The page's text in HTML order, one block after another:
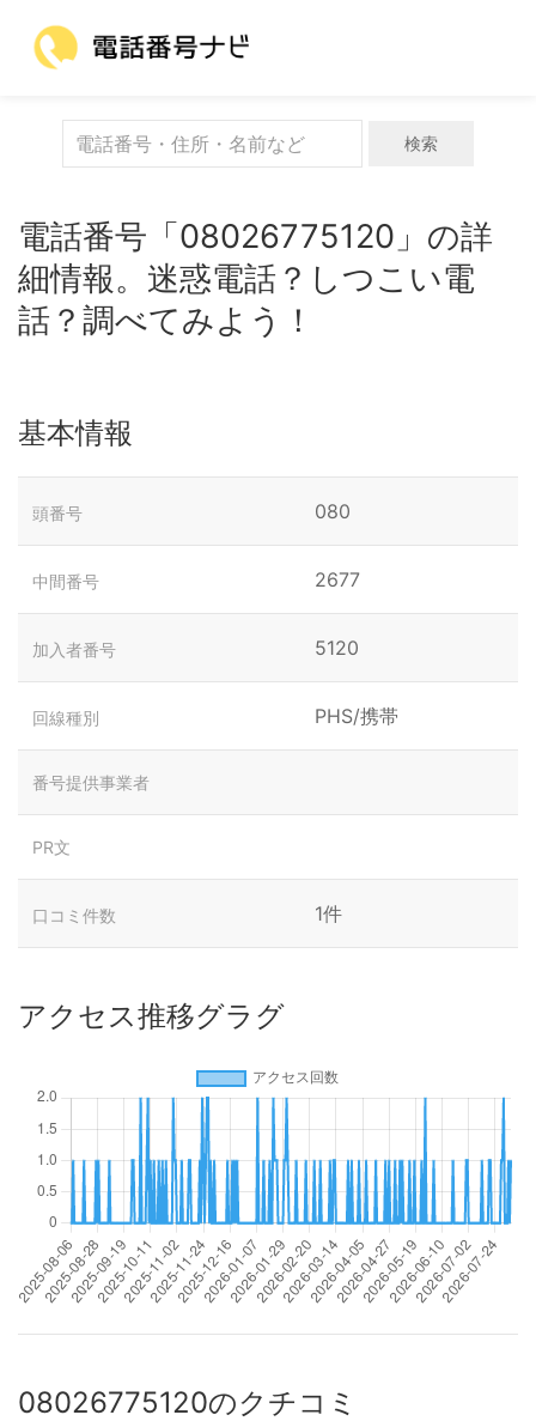
検索
電話番号「08026775120」の詳
細情報。迷惑電話？しつこい電
話？調べてみよう！
基本情報
頭番号 080
中間番号 2677
加入者番号 5120
回線種別 PHS/携帯
番号提供事業者
PR文
口コミ件数 1件
アクセス推移グラグ
08026775120のクチコミ